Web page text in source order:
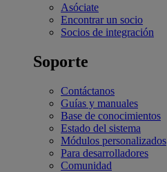
Asóciate
Encontrar un socio
Socios de integración
Soporte
Contáctanos
Guías y manuales
Base de conocimientos
Estado del sistema
Módulos personalizados
Para desarrolladores
Comunidad